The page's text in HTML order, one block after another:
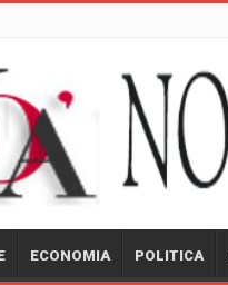
ECONOMIA POLITICA